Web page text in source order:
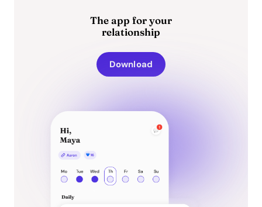
The app for your
relationship
Download